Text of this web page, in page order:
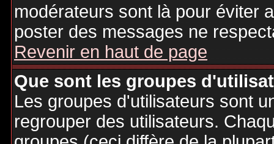
modérateurs sont là pour éviter
poster des messages ne
Revenir en haut de page
Que sont les groupes
Les groupes d'utilisateurs sont
regrouper des utilisateurs.